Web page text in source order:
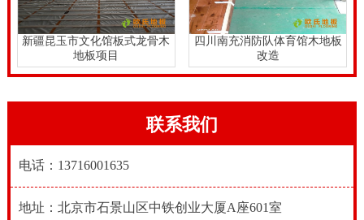
新疆昆玉市文化馆板式龙骨木
地板项目
四川南充消防队体育馆木地板
改造
联系我们
电话：13716001635
地址：北京市石景山区中铁创业大厦A座601室